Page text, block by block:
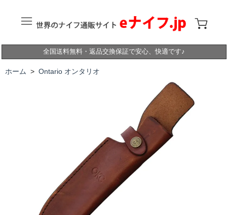
全国送料無料・返品交換保証で安心、快適です♪
ホーム > Ontario オンタリオ